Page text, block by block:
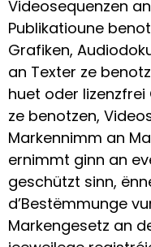
Videosequenzen
Publikatioune
Grafiken,
an Texter ze
huet oder
ze benotzen,
Markennimm an
ernimmt ginn an
geschützt sinn,
d’Bestëmmunge
Markengesetz an